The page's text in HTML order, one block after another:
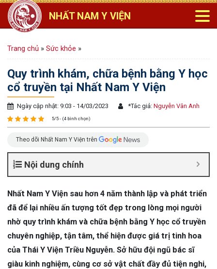
NHẤT NAM Y VIỆN
Trang chủ » Sức khỏe »
Quy trình khám, chữa bệnh bằng Y học
cổ truyền tại Nhất Nam Y Viện
Ngày cập nhật: 9:03 - 14/03/2023 *Tác giả: Nguyễn Vân Anh
5/5 - (4 bình chọn)
Theo dõi Nhất Nam Y Viện trên
Nội dung chính
Nhất Nam Y Viện sau hơn 4 năm thành lập và phát triển
đã để lại nhiều ấn tượng tốt đẹp trong lòng mọi người
nhờ quy trình khám và chữa bệnh bằng Y học cổ truyền
chuyên nghiệp, tận tâm, thể hiện được giá trị tinh hoa
của Thái Y Viện Triều Nguyễn. Sở hữu đội ngũ bác sĩ
giàu kinh nghiệm, cùng cơ sở vật chất đầy đủ tiện nghi,